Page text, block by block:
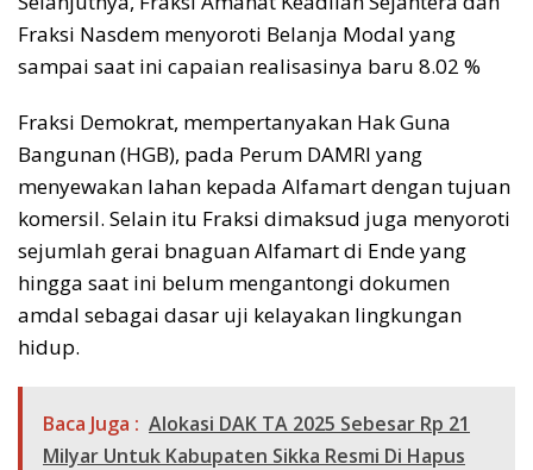
Fraksi Nasdem menyoroti Belanja Modal yang
sampai saat ini capaian realisasinya baru 8.02 %
Fraksi Demokrat, mempertanyakan Hak Guna
Bangunan (HGB), pada Perum DAMRI yang
menyewakan lahan kepada Alfamart dengan tujuan
komersil. Selain itu Fraksi dimaksud juga menyoroti
sejumlah gerai bnaguan Alfamart di Ende yang
hingga saat ini belum mengantongi dokumen
amdal sebagai dasar uji kelayakan lingkungan
hidup.
Baca Juga : Alokasi DAK TA 2025 Sebesar Rp 21
Milyar Untuk Kabupaten Sikka Resmi Di Hapus